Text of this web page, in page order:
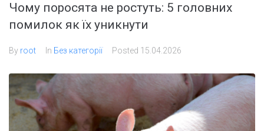
Чому поросята не ростуть: 5 головних
помилок як їх уникнути
By root In Без категорії Posted 15.04.2026